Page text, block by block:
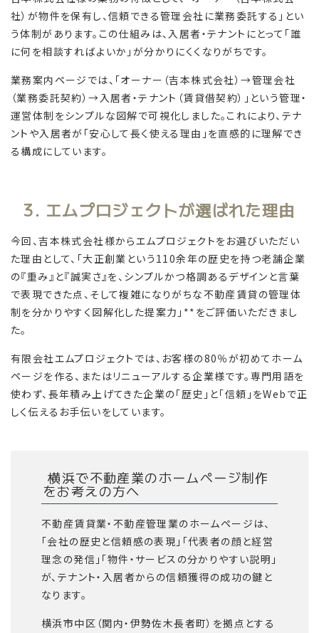
社）が物件を保有し、信頼できる管理会社に業務委託する」とい
う体制があります。この仕組みは、入居者・テナントにとって「誰
に何を相談すればよいか」が分かりにくくなりがちです。
業務案内ページでは、「オーナー（吉本株式会社）→管理会社
（業務委託契約）→入居者・テナント（賃貸借契約）」という管理・
運営体制をシンプルな図解で可視化しました。これにより、テナ
ントや入居者が「安心して長く使える理由」を直感的に理解でき
る構成にしています。
3. エムプロジェクトが選ばれた理由
今回、吉本株式会社様からエムプロジェクトをお選びいただい
た理由として、「大正創業という110余年の歴史を持つ老舗企業
の『重み』と『誠実さ』を、シンプルかつ格調あるデザインと言葉
で表現できた点、そして複雑になりがちな不動産賃貸の管理体
制を分かりやすく図解化した提案力」**をご評価いただきまし
た。
有限会社エムプロジェクトでは、お客様の80％が初めてホーム
ページを作る、またはリニューアルする企業様です。専門用語を
使わず、長年積み上げてきた企業の「歴史」と「信頼」をWebで正
しく伝えるお手伝いをしています。
横浜で不動産業のホームページ制作
をお考えの方へ
不動産賃貸業・不動産管理業のホームページは、
「会社の歴史と信頼感の表現」「代表者の顔と経営
理念の発信」「物件・サービスの分かりやすい説明」
が、テナント・入居者からの信頼獲得の成功の鍵と
なります。
横浜市中区（関内・伊勢佐木長者町）を拠点とする